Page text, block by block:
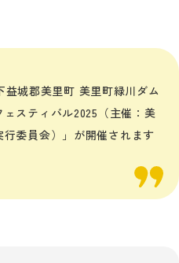
益城郡美里町 美里町緑川ダム
スティバル2025（主催：美
委員会）」が開催されます